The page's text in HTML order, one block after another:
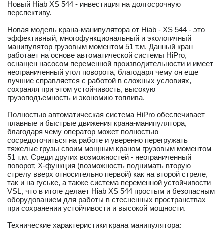
Новый Hiab XS 544 - инвестиция на долгосрочную
перспективу.
Новая модель крана-манипулятора от Hiab - XS 544 - это
эффективный, многофункциональный и экологичный
манипулятор грузовым моментом 51 т.м. Данный кран
работает на основе автоматической системы HiPro,
оснащен насосом переменной производительности и имеет
неограниченный угол поворота, благодаря чему он еще
лучшие справляется с работой в сложных условиях,
сохраняя при этом устойчивость, высокую
грузоподъемность и экономию топлива.
Полностью автоматическая система HiPro обеспечивает
плавные и быстрые движения крана-манипулятора,
благодаря чему оператор может полностью
сосредоточиться на работе и уверенно перегружать
тяжелые грузы своим мощным краном грузовым моментом
51 т.м. Среди других возможностей - неограниченный
поворот, X-функция (возможность поднимать вторую
стрелу вверх относительно первой) как на второй стреле,
так и на гуське, а также система переменной устойчивости
VSL, что в итоге делает Hiab XS 544 простым и безопасным
оборудованием для работы в стесненных пространствах
при сохранении устойчивости и высокой мощности.
Технические характеристики крана манипулятора: